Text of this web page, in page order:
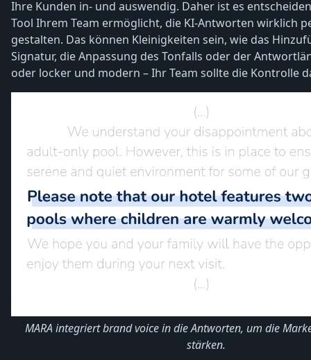
Ihre Kunden in- und auswendig. Daher ist es
Tool Ihrem Team ermöglicht, die KI-Antworten wirklich
gestalten. Das können Kleinigkeiten sein, wie das
Signatur, die Anpassung des Tonfalls oder der
oder locker und modern – Ihr Team sollte die Kontrolle
MARA integriert brand voice in die Antworten, um die
stärken.